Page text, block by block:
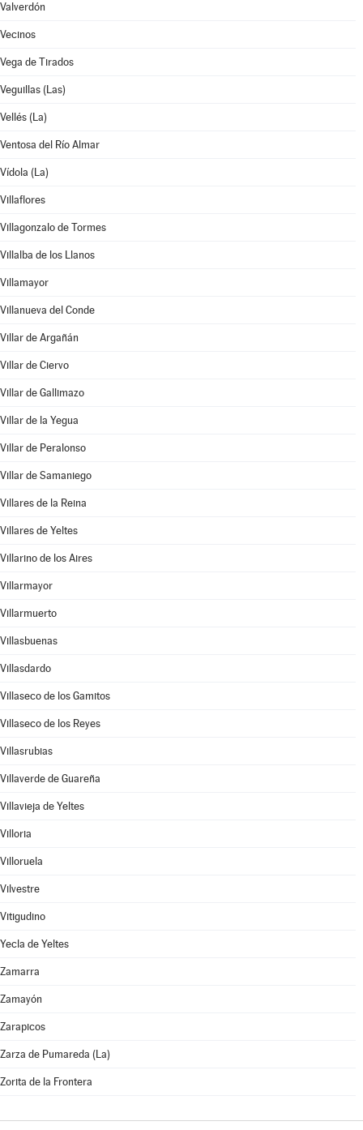
Valverdón
Vecinos
Vega de Tirados
Veguillas (Las)
Vellés (La)
Ventosa del Río Almar
Vídola (La)
Villaflores
Villagonzalo de Tormes
Villalba de los Llanos
Villamayor
Villanueva del Conde
Villar de Argañán
Villar de Ciervo
Villar de Gallimazo
Villar de la Yegua
Villar de Peralonso
Villar de Samaniego
Villares de la Reina
Villares de Yeltes
Villarino de los Aires
Villarmayor
Villarmuerto
Villasbuenas
Villasdardo
Villaseco de los Gamitos
Villaseco de los Reyes
Villasrubias
Villaverde de Guareña
Villavieja de Yeltes
Villoria
Villoruela
Vilvestre
Vitigudino
Yecla de Yeltes
Zamarra
Zamayón
Zarapicos
Zarza de Pumareda (La)
Zorita de la Frontera